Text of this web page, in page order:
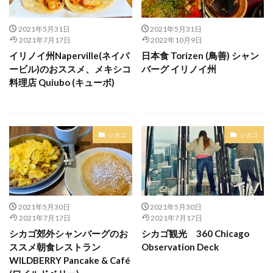
2021年5月31日
2021年7月17日
イリノイ州Naperville(ネイパ
ービル)のおススメ、メキシコ
料理店 Quiubo (キューボ)
2021年5月31日
2022年10月9日
日本食 Torizen (鳥善) シャン
バーグ イリノイ州
シカゴ
2021年5月30日
2021年7月17日
シカゴ郊外シャンバーグのお
ススメ朝食レストラン
WILDBERRY Pancake & Café
シカゴ
2021年5月30日
2021年7月17日
シカゴ観光 360 Chicago
Observation Deck